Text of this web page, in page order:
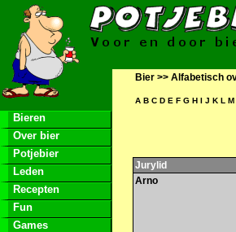
Bieren
Over bier
Potjebier
Leden
Recepten
Fun
Games
Bier >> Alfabetisch
A B C D E F G H I J K L M
Jurylid
Arno